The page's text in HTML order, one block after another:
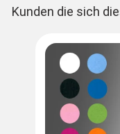
Kunden die sich